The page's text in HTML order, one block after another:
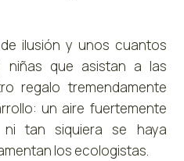
ilusión y unos cuantos
niñas que asistan a las
regalo tremendamente
un aire fuertemente
ni tan siquiera se haya
los ecologistas.